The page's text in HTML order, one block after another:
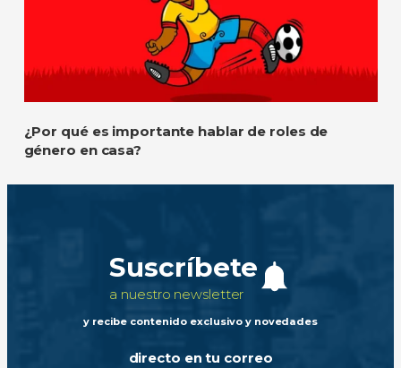
¿Por qué es importante hablar de roles de
género en casa?
Suscríbete
a nuestro newsletter
y recibe contenido exclusivo y novedades
directo en tu correo